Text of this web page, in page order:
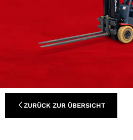
ZURÜCK ZUR ÜBERSICHT